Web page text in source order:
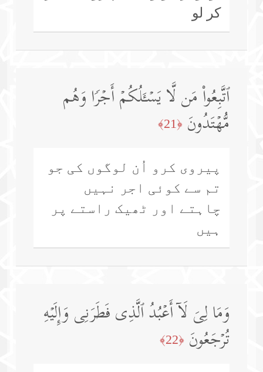
کر لو
ٱتَّبِعُوا۟ مَن لَّا یَسۡـَٔلُكُمۡ أَجۡرࣰا وَهُم
مُّهۡتَدُونَ ﴿21﴾
پیروی کرو اُن لوگوں کی جو
تم سے کوئی اجر نہیں
چاہتے اور ٹھیک راستے پر
ہیں
وَمَا لِیَ لَاۤ أَعۡبُدُ ٱلَّذِی فَطَرَنِی وَإِلَیۡهِ
تُرۡجَعُونَ ﴿22﴾